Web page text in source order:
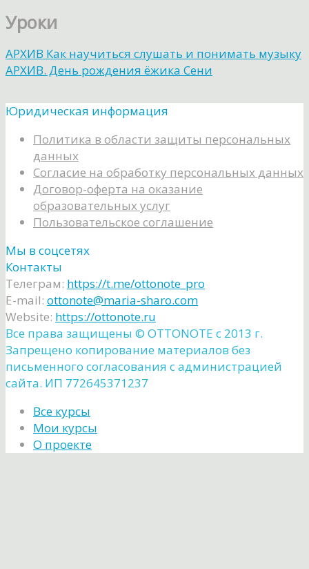
Уроки
АРХИВ Как научиться слушать и понимать музыку
АРХИВ. День рождения ёжика Сени
Юридическая информация
Политика в области защиты персональных
данных
Согласие на обработку персональных данных
Договор-оферта на оказание
образовательных услуг
Пользовательское соглашение
Мы в соцсетях
Контакты
Телеграм: https://t.me/ottonote_pro
E-mail: ottonote@maria-sharo.com
Website: https://ottonote.ru
Все права защищены ©️ OTTONOTE с 2013 г.
Запрещено копирование материалов без
письменного согласования с администрацией
сайта. ИП 772645371237
Все курсы
Мои курсы
О проекте